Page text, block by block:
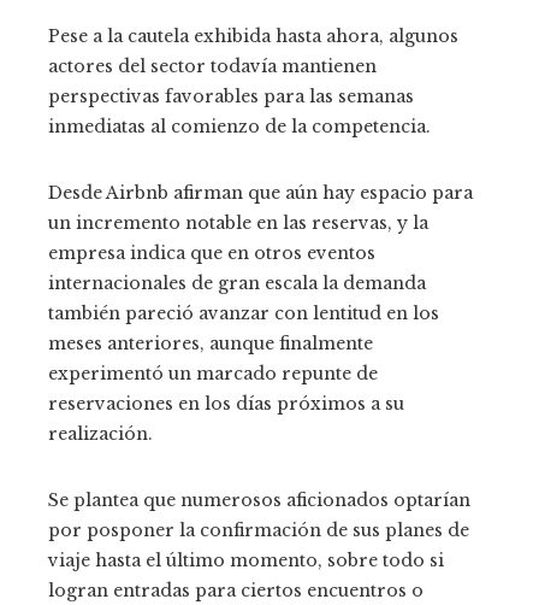
Pese a la cautela exhibida hasta ahora, algunos
actores del sector todavía mantienen
perspectivas favorables para las semanas
inmediatas al comienzo de la competencia.
Desde Airbnb afirman que aún hay espacio para
un incremento notable en las reservas, y la
empresa indica que en otros eventos
internacionales de gran escala la demanda
también pareció avanzar con lentitud en los
meses anteriores, aunque finalmente
experimentó un marcado repunte de
reservaciones en los días próximos a su
realización.
Se plantea que numerosos aficionados optarían
por posponer la confirmación de sus planes de
viaje hasta el último momento, sobre todo si
logran entradas para ciertos encuentros o